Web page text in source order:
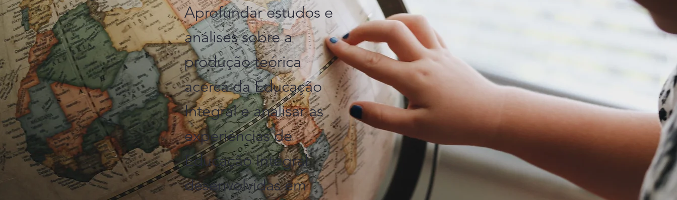
Aprofundar estudos e
análises sobre a
produção teórica
acerca da Educação
Integral e analisar as
experiências de
Educação Integral
desenvolvidas em